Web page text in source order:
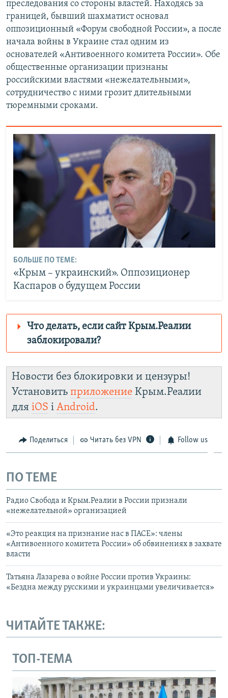
преследования со стороны властей. Находясь за
границей, бывший шахматист основал
оппозиционный «Форум свободной России», а после
начала войны в Украине стал одним из
основателей «Антивоенного комитета России». Обе
общественные организации признаны
российскими властями «нежелательными»,
сотрудничество с ними грозит длительными
тюремными сроками.
БОЛЬШЕ ПО ТЕМЕ:
«Крым – украинский». Оппозиционер
Каспаров о будущем России
Что делать, если сайт Крым.Реалии
заблокировали?
Крым.Реалии
зеркального сайта:
https://d3dfhuxm2n0q8b.cloudfront.net/
установить VPN
Новости без блокировки и цензуры!
Установить приложение Крым.Реалии
для iOS і Android.
Поделиться Читать без VPN Follow us
ПО ТЕМЕ
Радио Свобода и Крым.Реалии в России признали
«нежелательной» организацией
«Это реакция на признание нас в ПАСЕ»: члены
«Антивоенного комитета России» об обвинениях в захвате
власти
Татьяна Лазарева о войне России против Украины:
«Бездна между русскими и украинцами увеличивается»
ЧИТАЙТЕ ТАКЖЕ:
ТОП-ТЕМА